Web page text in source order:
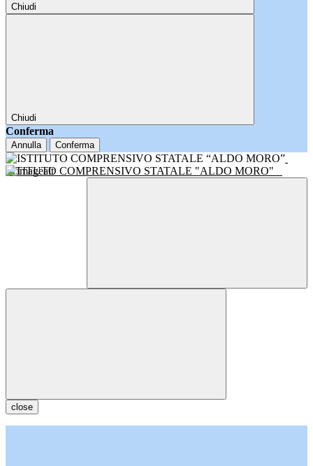
Chiudi
Chiudi
Conferma
Annulla Conferma
ISTITUTO COMPRENSIVO STATALE "ALDO MORO"
close